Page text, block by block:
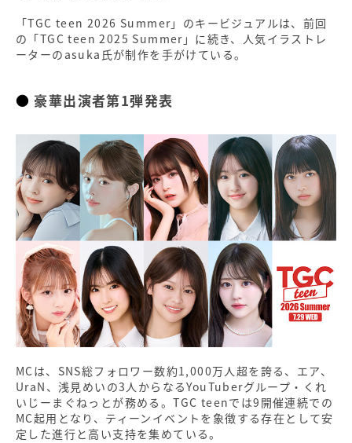
「TGC teen 2026 Summer」のキービジュアルは、前回
の「TGC teen 2025 Summer」に続き、人気イラストレ
ーターのasuka氏が制作を手がけている。
豪華出演者第1弾発表
MCは、SNS総フォロワー数約1,000万人超を誇る、エア、
UraN、浅見めいの3人からなるYouTuberグループ・くれ
いじーまぐねっとが務める。TGC teenでは9開催連続での
MC起用となり、ティーンイベントを象徴する存在として安
定した進行と高い支持を集めている。